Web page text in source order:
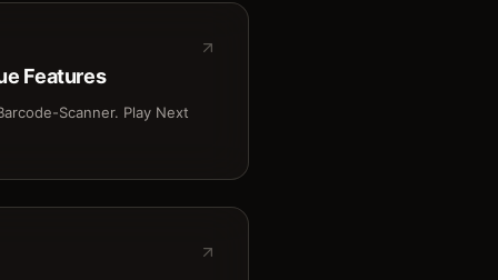
Features
Scanner. Play Next